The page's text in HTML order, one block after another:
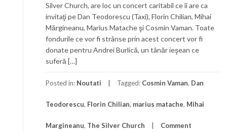
Silver Church, are loc un concert caritabil ce îi are ca
invitaţi pe Dan Teodorescu (Taxi), Florin Chilian, Mihai
Mărgineanu, Marius Matache şi Cosmin Vaman. Toate
fondurile ce vor fi strânse prin acest concert vor fi
donate pentru Andrei Burlică, un tânăr ieşean ce
suferă […]
Posted in: Noutati Tagged: Cosmin Vaman, Dan
Teodorescu, Florin Chilian, marius matache, Mihai
Margineanu, The Silver Church Comment